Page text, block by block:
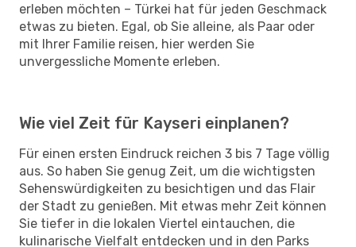
erleben möchten – Türkei hat für jeden Geschmack
etwas zu bieten. Egal, ob Sie alleine, als Paar oder
mit Ihrer Familie reisen, hier werden Sie
unvergessliche Momente erleben.
Wie viel Zeit für Kayseri einplanen?
Für einen ersten Eindruck reichen 3 bis 7 Tage völlig
aus. So haben Sie genug Zeit, um die wichtigsten
Sehenswürdigkeiten zu besichtigen und das Flair
der Stadt zu genießen. Mit etwas mehr Zeit können
Sie tiefer in die lokalen Viertel eintauchen, die
kulinarische Vielfalt entdecken und in den Parks